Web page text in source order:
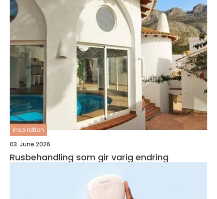
inspiration
03. June 2026
Rusbehandling som gir varig endring